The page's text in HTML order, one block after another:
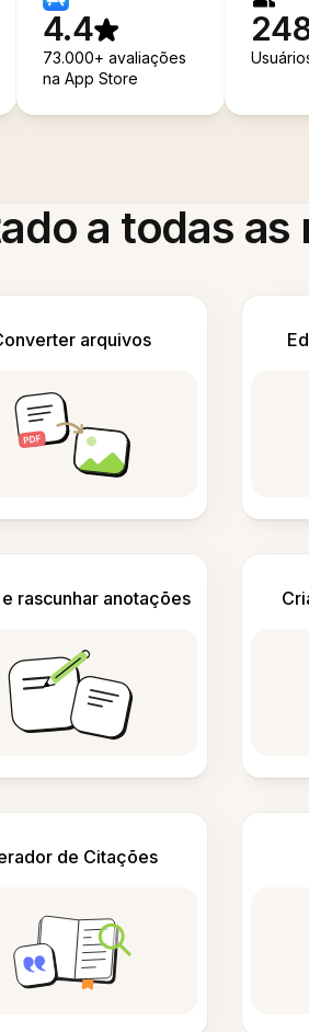
4.4
73.000+ avaliações
na App Store
a todas
arquivos
rascunhar anotações
de Citações